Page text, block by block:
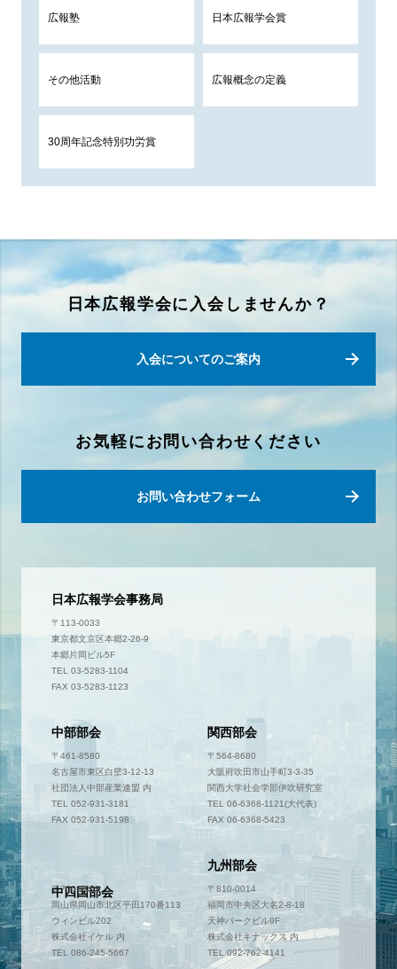
広報塾 日本広報学会賞
その他活動 広報概念の定義
30周年記念特別功労賞
日本広報学会に入会しませんか？
入会についてのご案内
お気軽にお問い合わせください
お問い合わせフォーム
日本広報学会事務局
〒113-0033
東京都文京区本郷2-26-9
本郷片岡ビル5F
TEL 03-5283-1104
FAX 03-5283-1123
中部部会
〒461-8580
名古屋市東区白壁3-12-13
社団法人中部産業連盟 内
TEL 052-931-3181
FAX 052-931-5198
関西部会
〒564-8680
大阪府吹田市山手町3-3-35
関西大学社会学部伊吹研究室
TEL 06-6368-1121(大代表)
FAX 06-6368-5423
中四国部会
〒700-0952
岡山県岡山市北区平田170番113
ウィンビル202
株式会社イケル 内
TEL 086-245-5667
九州部会
〒810-0014
福岡市中央区大名2-8-18
天神パークビル9F
株式会社キナックス 内
TEL 092-762-4141